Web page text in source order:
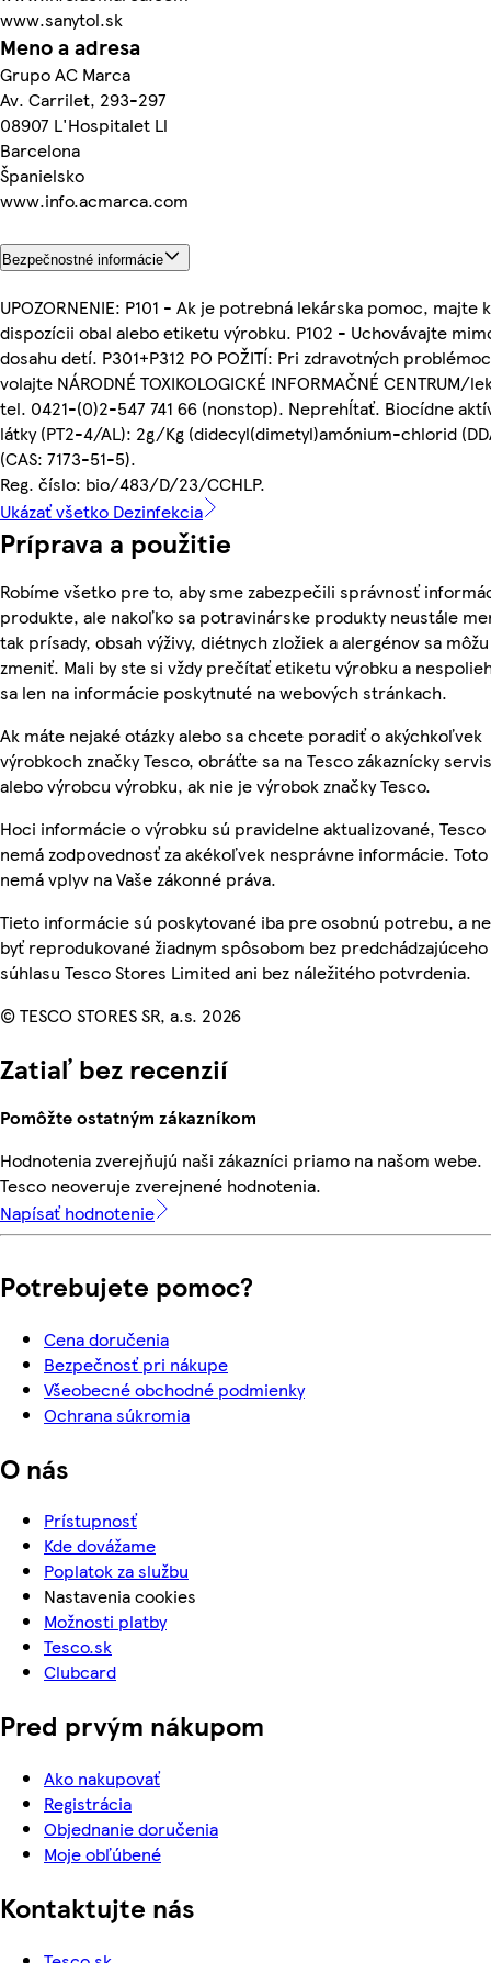
www.sanytol.sk
Meno a adresa
Grupo AC Marca
Av. Carrilet, 293-297
08907 L'Hospitalet Ll
Barcelona
Španielsko
www.info.acmarca.com
Bezpečnostné informácie
UPOZORNENIE: P101 - Ak je potrebná lekárska pomoc, majte k
dispozícii obal alebo etiketu výrobku. P102 - Uchovávajte
dosahu detí. P301+P312 PO POŽITÍ: Pri zdravotných
volajte NÁRODNÉ TOXIKOLOGICKÉ INFORMAČNÉ CENTRUM/
tel. 0421-(0)2-547 741 66 (nonstop). Neprehĺtať. Biocídne
látky (PT2-4/AL): 2g/Kg (didecyl(dimetyl)amónium-chlorid
(CAS: 7173-51-5).
Reg. číslo: bio/483/D/23/CCHLP.
Ukázať všetko Dezinfekcia
Príprava a použitie
Robíme všetko pre to, aby sme zabezpečili správnosť
produkte, ale nakoľko sa potravinárske produkty neustále
tak prísady, obsah výživy, diétnych zložiek a alergénov sa môžu
zmeniť. Mali by ste si vždy prečítať etiketu výrobku a
sa len na informácie poskytnuté na webových stránkach.
Ak máte nejaké otázky alebo sa chcete poradiť o akýchkoľvek
výrobkoch značky Tesco, obráťte sa na Tesco zákaznícky
alebo výrobcu výrobku, ak nie je výrobok značky Tesco.
Hoci informácie o výrobku sú pravidelne aktualizované, Tesco
nemá zodpovednosť za akékoľvek nesprávne informácie. Toto
nemá vplyv na Vaše zákonné práva.
Tieto informácie sú poskytované iba pre osobnú potrebu, a
byť reprodukované žiadnym spôsobom bez predchádzajúceho
súhlasu Tesco Stores Limited ani bez náležitého potvrdenia.
© TESCO STORES SR, a.s. 2026
Zatiaľ bez recenzií
Pomôžte ostatným zákazníkom
Hodnotenia zverejňujú naši zákazníci priamo na našom webe.
Tesco neoveruje zverejnené hodnotenia.
Napísať hodnotenie
Potrebujete pomoc?
Cena doručenia
Bezpečnosť pri nákupe
Všeobecné obchodné podmienky
Ochrana súkromia
O nás
Prístupnosť
Kde dovážame
Poplatok za službu
Nastavenia cookies
Možnosti platby
Tesco.sk
Clubcard
Pred prvým nákupom
Ako nakupovať
Registrácia
Objednanie doručenia
Moje obľúbené
Kontaktujte nás